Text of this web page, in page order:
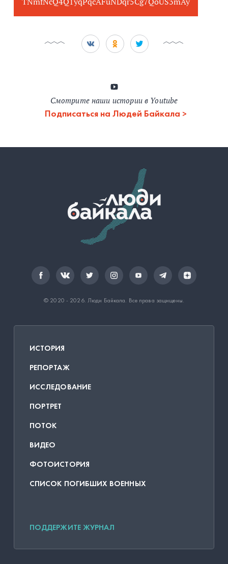
Смотрите наши истории в Youtube
Подписаться на Людей Байкала
© 2020 - 2026. Люди Байкала . Все права защищены.
ИСТОРИЯ
РЕПОРТАЖ
ИССЛЕДОВАНИЕ
ПОРТРЕТ
ПОТОК
ВИДЕО
ФОТОИСТОРИЯ
СПИСОК ПОГИБШИХ ВОЕННЫХ
ПОДДЕРЖИТЕ ЖУРНАЛ